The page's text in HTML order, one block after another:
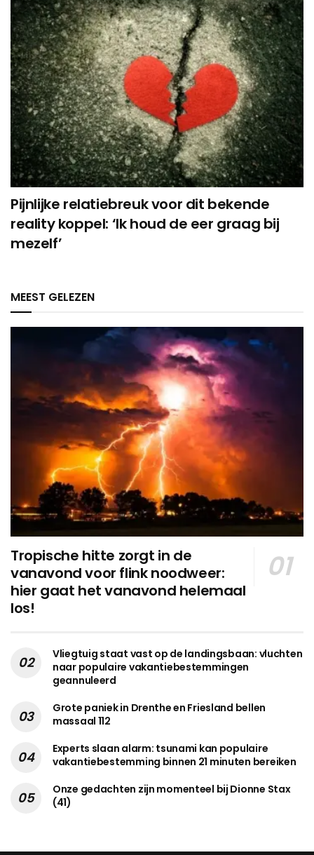
Pijnlijke relatiebreuk voor dit bekende
reality koppel: ‘Ik houd de eer graag bij
mezelf’
MEEST GELEZEN
Tropische hitte zorgt in de
vanavond voor flink noodweer:
hier gaat het vanavond helemaal
los!
Vliegtuig staat vast op de landingsbaan: vluchten
naar populaire vakantiebestemmingen
geannuleerd
Grote paniek in Drenthe en Friesland bellen
massaal 112
Experts slaan alarm: tsunami kan populaire
vakantiebestemming binnen 21 minuten bereiken
Onze gedachten zijn momenteel bij Dionne Stax
(41)